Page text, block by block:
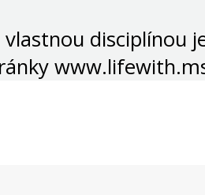
disciplínou